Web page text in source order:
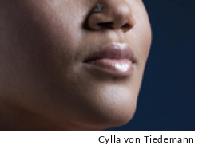
Cylla von Tiedemann